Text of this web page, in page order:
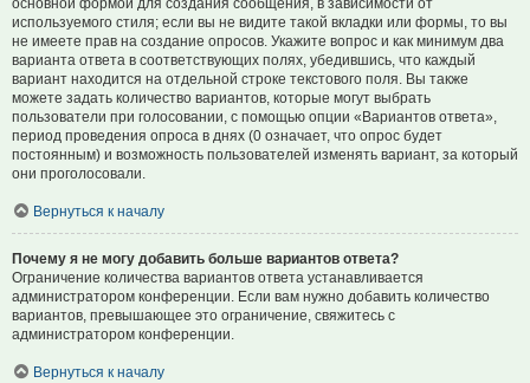
используемого стиля; если вы не видите такой вкладки или формы, то вы
не имеете прав на создание опросов. Укажите вопрос и как минимум два
варианта ответа в соответствующих полях, убедившись, что каждый
вариант находится на отдельной строке текстового поля. Вы также
можете задать количество вариантов, которые могут выбрать
пользователи при голосовании, с помощью опции «Вариантов ответа»,
период проведения опроса в днях (0 означает, что опрос будет
постоянным) и возможность пользователей изменять вариант, за который
они проголосовали.
Вернуться к началу
Почему я не могу добавить больше вариантов ответа?
Ограничение количества вариантов ответа устанавливается
администратором конференции. Если вам нужно добавить количество
вариантов, превышающее это ограничение, свяжитесь с
администратором конференции.
Вернуться к началу